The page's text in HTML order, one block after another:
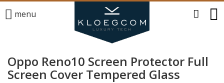
menu
Oppo Reno10 Screen Protector Full
Screen Cover Tempered Glass